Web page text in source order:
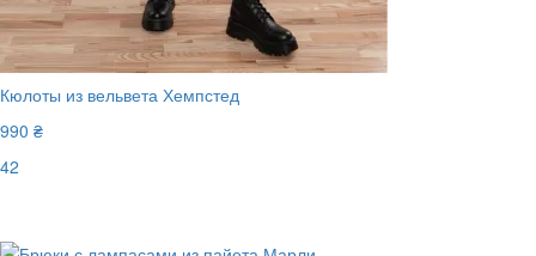
Кюлоты из вельвета Хемпстед
990 ₴
42